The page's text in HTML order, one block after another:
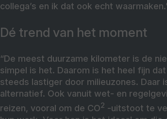
collega’s en ik dat ook echt
Dé trend van het moment
“De meest duurzame kilometer is de
simpel is het. Daarom is het heel fijn
steeds lastiger door milieuzones. Daar
alternatief. Ook vanuit wet- en
reizen, vooral om de CO2 -uitstoot te